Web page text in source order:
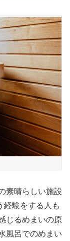
素晴らしい施設
経験をする人も
じるめまいの原
風呂でのめまい